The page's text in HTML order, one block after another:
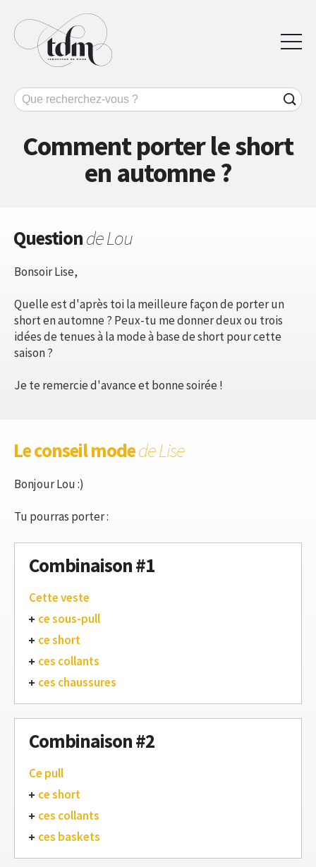
Comment porter le short
en automne ?
Questionde Lou
Bonsoir Lise,
Quelle est d'après toi la meilleure façon de porter un
short en automne ? Peux-tu me donner deux ou trois
idées de tenues à la mode à base de short pour cette
saison ?
Je te remercie d'avance et bonne soirée !
Le conseil modede Lise
Bonjour Lou :)
Tu pourras porter :
Combinaison #1
Cette veste
ce sous-pull
ce short
ces collants
ces chaussures
Combinaison #2
Ce pull
ce short
ces collants
ces baskets